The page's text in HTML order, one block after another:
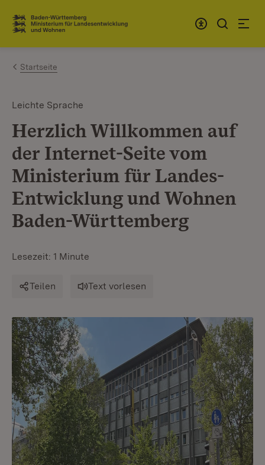
Zum Inhalt springen
Link zur Startseite
Startseite
Leichte Sprache
Herzlich Willkommen auf
der Internet-Seite vom
Ministerium für Landes-
Entwicklung und Wohnen
Baden-Württemberg
Lesezeit: 1 Minute
Teilen Text vorlesen